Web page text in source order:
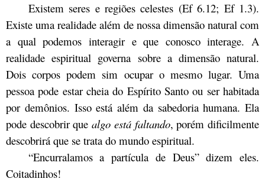
Existem seres e regiões celestes (Ef 6.12; Ef 1.3).
Existe uma realidade além de nossa dimensão natural com
a qual podemos interagir e que conosco interage. A
realidade espiritual governa sobre a dimensão natural.
Dois corpos podem sim ocupar o mesmo lugar. Uma
pessoa pode estar cheia do Espírito Santo ou ser habitada
por demônios. Isso está além da sabedoria humana. Ela
pode descobrir quealgo está faltando, porém dificilmente
descobrirá que se trata do mundo espiritual.
“Encurralamos a partícula de Deus” dizem eles.
Coitadinhos!